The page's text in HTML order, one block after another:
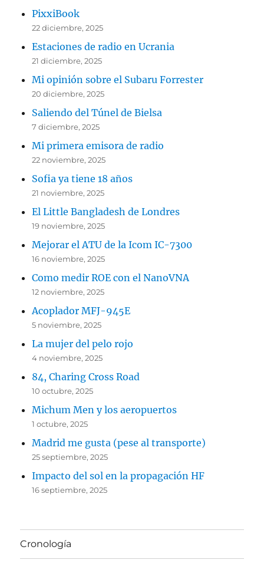
PixxiBook
22 diciembre, 2025
Estaciones de radio en Ucrania
21 diciembre, 2025
Mi opinión sobre el Subaru Forrester
20 diciembre, 2025
Saliendo del Túnel de Bielsa
7 diciembre, 2025
Mi primera emisora de radio
22 noviembre, 2025
Sofia ya tiene 18 años
21 noviembre, 2025
El Little Bangladesh de Londres
19 noviembre, 2025
Mejorar el ATU de la Icom IC-7300
16 noviembre, 2025
Como medir ROE con el NanoVNA
12 noviembre, 2025
Acoplador MFJ-945E
5 noviembre, 2025
La mujer del pelo rojo
4 noviembre, 2025
84, Charing Cross Road
10 octubre, 2025
Michum Men y los aeropuertos
1 octubre, 2025
Madrid me gusta (pese al transporte)
25 septiembre, 2025
Impacto del sol en la propagación HF
16 septiembre, 2025
Cronología